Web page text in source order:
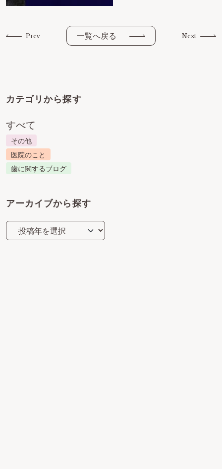
Prev 一覧へ戻る Next
カテゴリから探す
すべて
その他
医院のこと
歯に関するブログ
アーカイブから探す